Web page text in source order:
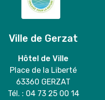
Ville de Gerzat
Hôtel de Ville
Place de la Liberté
63360 GERZAT
Tél. : 04 73 25 00 14